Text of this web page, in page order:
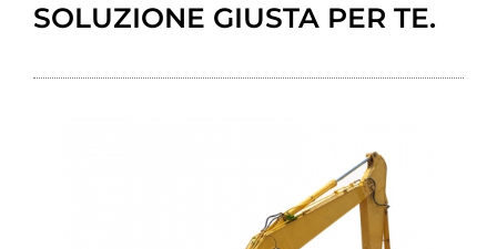
SOLUZIONE GIUSTA PER TE.